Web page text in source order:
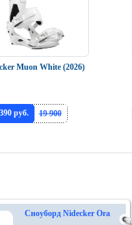
Muon White (2026)
руб. 19 900
Сноуборд Nidecker Ora